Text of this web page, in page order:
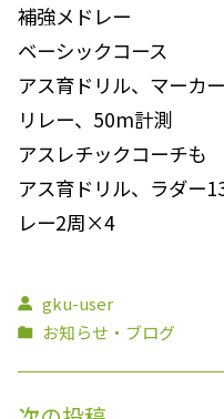
補強メドレー
ベーシックコース
アス育ドリル、マーカ
リレー、50m計測
アスレチックコーチも
アス育ドリル、ラダー
レー2周×4
gku-user
お知らせ・ブログ